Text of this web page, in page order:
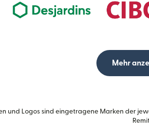
Mehr
und Logos sind eingetragene Marken der